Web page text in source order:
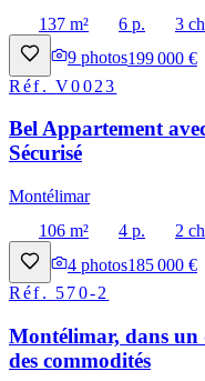
137 m²
6 p. 3
9 photos199 000 €
Réf.V0023
Bel Appartement
Sécurisé
Montélimar
106 m²
4 p.
2
4 photos185 000 €
Réf. 570-2
Montélimar, dans
des commodités